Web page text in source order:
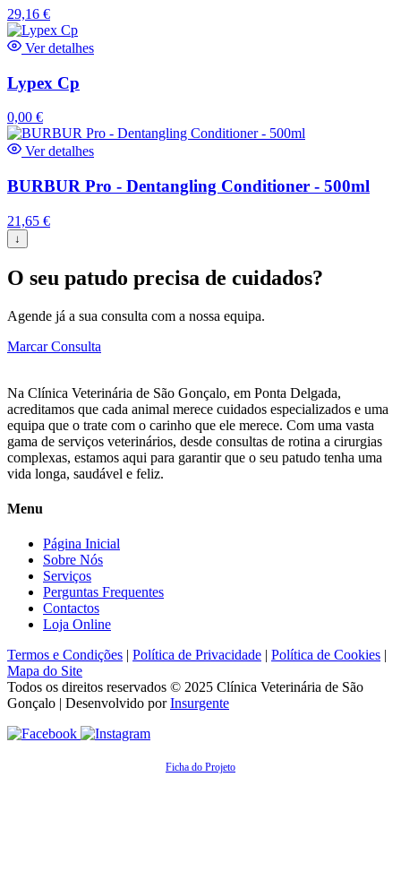
29,16 €
Ver detalhes
Lypex Cp
0,00 €
Ver detalhes
BURBUR Pro - Dentangling Conditioner - 500ml
21,65 €
↓
O seu patudo precisa de cuidados?
Agende já a sua consulta com a nossa equipa.
Marcar Consulta
Na Clínica Veterinária de São Gonçalo, em Ponta Delgada,
acreditamos que cada animal merece cuidados especializados e uma
equipa que o trate com o carinho que ele merece. Com uma vasta
gama de serviços veterinários, desde consultas de rotina a cirurgias
complexas, estamos aqui para garantir que o seu patudo tenha uma
vida longa, saudável e feliz.
Menu
Página Inicial
Sobre Nós
Serviços
Perguntas Frequentes
Contactos
Loja Online
Termos e Condições | Política de Privacidade | Política de Cookies |
Mapa do Site
Todos os direitos reservados © 2025 Clínica Veterinária de São
Gonçalo | Desenvolvido porInsurgente
Ficha do Projeto